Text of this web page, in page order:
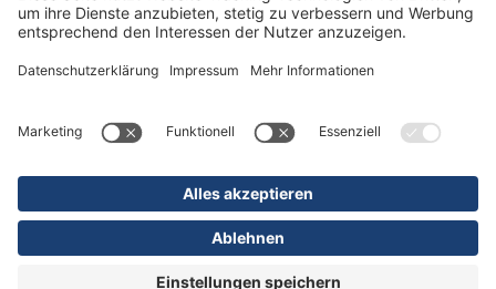
Sitemap
© 2026 KLINIKEN DR. ERLER